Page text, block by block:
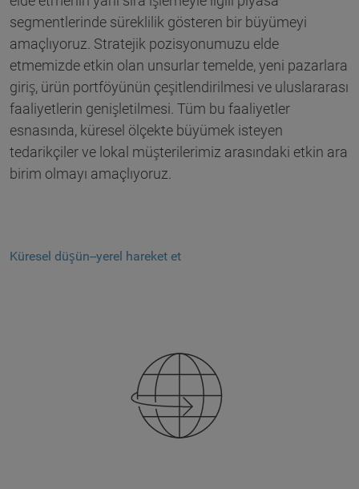
segmentlerinde süreklilik gösteren bir büyümeyi
amaçlıyoruz. Stratejik pozisyonumuzu elde
etmemizde etkin olan unsurlar temelde, yeni pazarlara
giriş, ürün portföyünün çeşitlendirilmesi ve uluslararası
faaliyetlerin genişletilmesi. Tüm bu faaliyetler
esnasında, küresel ölçekte büyümek isteyen
tedarikçiler ve lokal müşterilerimiz arasındaki etkin ara
birim olmayı amaçlıyoruz.
Küresel düşün--yerel hareket et